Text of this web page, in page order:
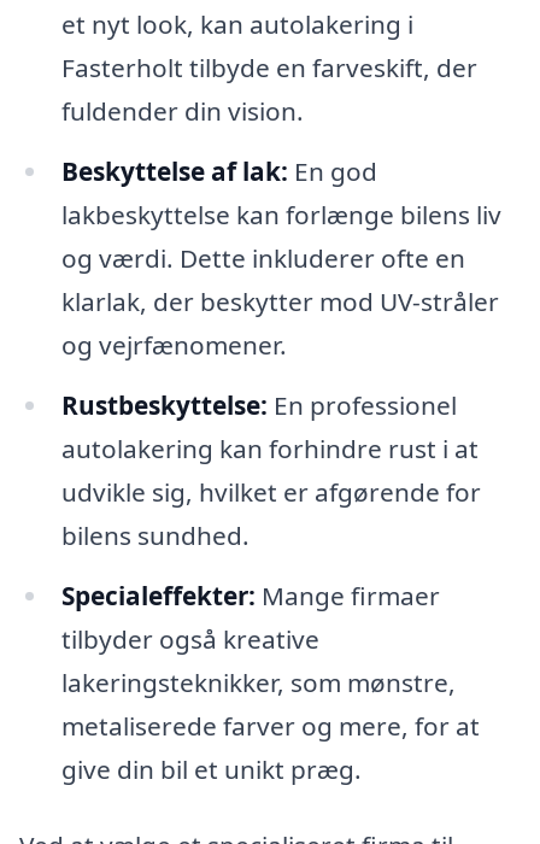
et nyt look, kan autolakering i
Fasterholt tilbyde en farveskift, der
fuldender din vision.
Beskyttelse af lak: En god
lakbeskyttelse kan forlænge bilens liv
og værdi. Dette inkluderer ofte en
klarlak, der beskytter mod UV-stråler
og vejrfænomener.
Rustbeskyttelse: En professionel
autolakering kan forhindre rust i at
udvikle sig, hvilket er afgørende for
bilens sundhed.
Specialeffekter: Mange firmaer
tilbyder også kreative
lakeringsteknikker, som mønstre,
metaliserede farver og mere, for at
give din bil et unikt præg.